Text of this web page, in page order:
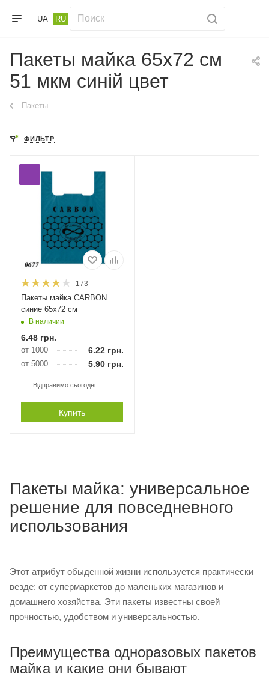
UA RU
Пакеты майка 65х72 см
51 мкм синій цвет
Пакеты
ФИЛЬТР
173
Пакеты майка CARBON
синие 65х72 см
В наличии
6.48 грн.
от 1000 6.22грн.
от 5000 5.90грн.
Відправимо сьогодні
Купить
Пакеты майка: универсальное
решение для повседневного
использования
Этот атрибут обыденной жизни используется практически
везде: от супермаркетов до маленьких магазинов и
домашнего хозяйства. Эти пакеты известны своей
прочностью, удобством и универсальностью.
Преимущества одноразовых пакетов
майка и какие они бывают